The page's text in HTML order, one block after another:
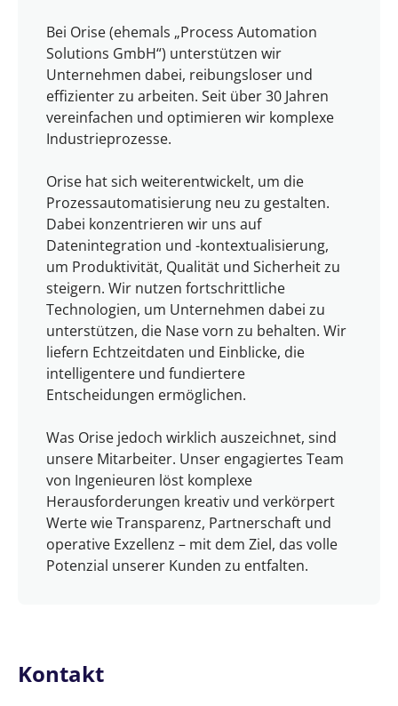
Bei Orise (ehemals „Process Automation
Solutions GmbH“) unterstützen wir
Unternehmen dabei, reibungsloser und
effizienter zu arbeiten. Seit über 30 Jahren
vereinfachen und optimieren wir komplexe
Industrieprozesse.
Orise hat sich weiterentwickelt, um die
Prozessautomatisierung neu zu gestalten.
Dabei konzentrieren wir uns auf
Datenintegration und -kontextualisierung,
um Produktivität, Qualität und Sicherheit zu
steigern. Wir nutzen fortschrittliche
Technologien, um Unternehmen dabei zu
unterstützen, die Nase vorn zu behalten. Wir
liefern Echtzeitdaten und Einblicke, die
intelligentere und fundiertere
Entscheidungen ermöglichen.
Was Orise jedoch wirklich auszeichnet, sind
unsere Mitarbeiter. Unser engagiertes Team
von Ingenieuren löst komplexe
Herausforderungen kreativ und verkörpert
Werte wie Transparenz, Partnerschaft und
operative Exzellenz – mit dem Ziel, das volle
Potenzial unserer Kunden zu entfalten.
Kontakt